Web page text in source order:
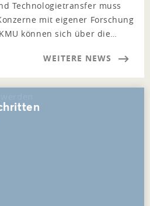
Technologietransfer muss
mit eigener Forschung
können sich über die…
WEITERE NEWS